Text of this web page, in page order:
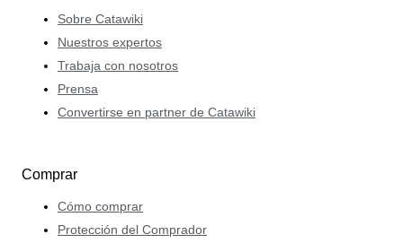
Sobre Catawiki
Nuestros expertos
Trabaja con nosotros
Prensa
Convertirse en partner de Catawiki
Comprar
Cómo comprar
Protección del Comprador